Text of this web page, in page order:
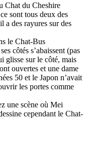
Chat du Cheshire
sont tous deux des
a des rayures sur des
le Chat-Bus
côtés s’abaissent (pas
glisse sur le côté, mais
ouvertes et une dame
50 et le Japon n’avait
les portes comme
une scène où Mei
cependant le Chat-